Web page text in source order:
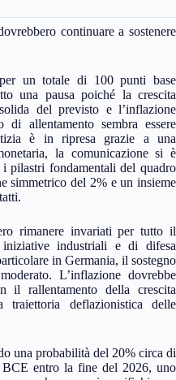
continuare a sostenere
un totale di 100 punti base
una pausa poiché la crescita
del previsto e l’inflazione
allentamento sembra essere
è in ripresa grazie a una
la comunicazione si è
pilastri fondamentali del quadro
simmetrico del 2% e un insieme
rimanere invariati per tutto il
industriali e di difesa
in Germania, il sostegno
L’inflazione dovrebbe
il rallentamento della crescita
deflazionistica delle
una probabilità del 20% circa di
BCE entro la fine del 2026, uno